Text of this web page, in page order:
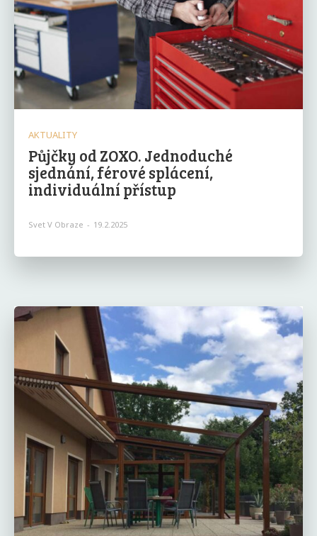
AKTUALITY
Půjčky od ZOXO. Jednoduché
sjednání, férové splácení,
individuální přístup
Svet V Obraze - 19.2.2025